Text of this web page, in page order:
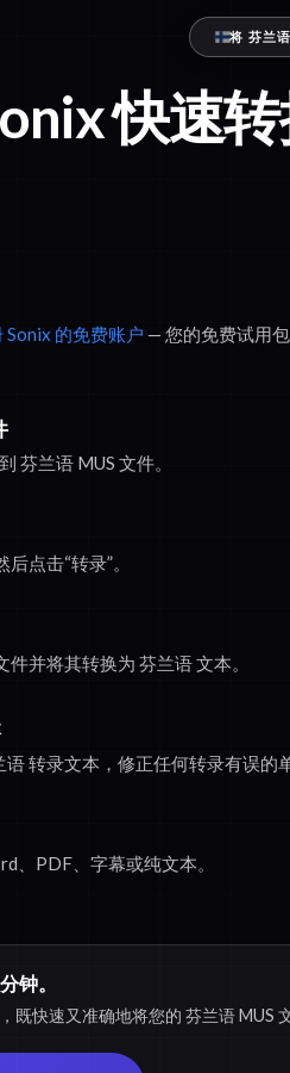
将 芬兰
快速
的免费账户 — 您的免费试用
芬兰语 MUS 文件。
点击“转录”。
并将其转换为 芬兰语 文本。
转录文本，修正任何转录有误的
、PDF、字幕或纯文本。
钟。
既快速又准确地将您的 芬兰语 MUS